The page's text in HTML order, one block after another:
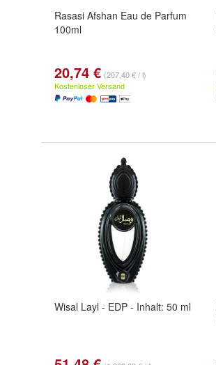
Rasasi Afshan Eau de Parfum
100ml
20,74 € (207,40 € / l)
Kostenloser Versand
Wisal Layl - EDP - Inhalt: 50 ml